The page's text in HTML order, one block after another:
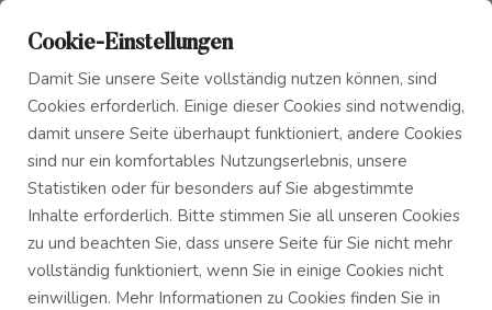
Das Innere Kind
Innerer Frieden
Blog
Podcast
Cookie-Einstellungen
Damit Sie unsere Seite vollständig nutzen können, sind
Cookies erforderlich. Einige dieser Cookies sind notwendig,
damit unsere Seite überhaupt funktioniert, andere Cookies
sind nur ein komfortables Nutzungserlebnis, unsere
Statistiken oder für besonders auf Sie abgestimmte
Inhalte erforderlich. Bitte stimmen Sie all unseren Cookies
zu und beachten Sie, dass unsere Seite für Sie nicht mehr
vollständig funktioniert, wenn Sie in einige Cookies nicht
einwilligen. Mehr Informationen zu Cookies finden Sie in